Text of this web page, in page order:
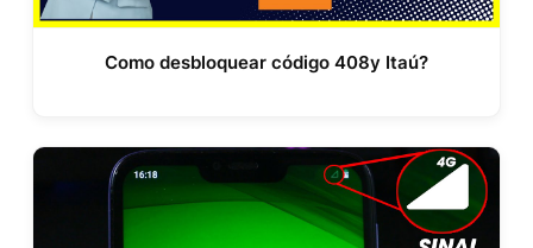
Como desbloquear código 408y Itaú?